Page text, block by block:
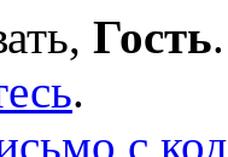
Гость
.
с